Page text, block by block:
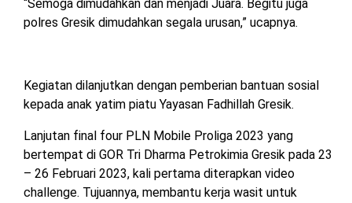
“Semoga dimudahkan dan menjadi Juara. Begitu juga
polres Gresik dimudahkan segala urusan,” ucapnya.
Kegiatan dilanjutkan dengan pemberian bantuan sosial
kepada anak yatim piatu Yayasan Fadhillah Gresik.
Lanjutan final four PLN Mobile Proliga 2023 yang
bertempat di GOR Tri Dharma Petrokimia Gresik pada 23
– 26 Februari 2023, kali pertama diterapkan video
challenge. Tujuannya, membantu kerja wasit untuk